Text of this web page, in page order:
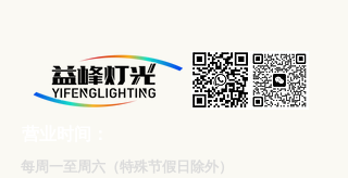
每周一至周六（特殊节假日除外）